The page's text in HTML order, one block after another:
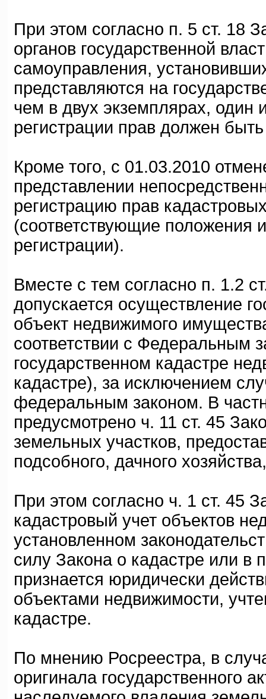
При этом согласно п. 5 ст. 18
органов государственной
самоуправления,
представляются на
чем в двух экземплярах, один
регистрации прав должен
Кроме того, с 01.03.2010
представлении
регистрацию прав
(соответствующие положения
регистрации).
Вместе с тем согласно п. 1.2
допускается осуществление
объект недвижимого
соответствии с Федеральным
государственном кадастре
кадастре), за исключением
федеральным законом. В
предусмотрено ч. 11 ст. 45
земельных участков,
подсобного, дачного
При этом согласно ч. 1 ст. 45
кадастровый учет объектов
установленном
силу Закона о кадастре или в
признается юридически
объектами недвижимости,
кадастре.
По мнению Росреестра, в
оригинала государственного